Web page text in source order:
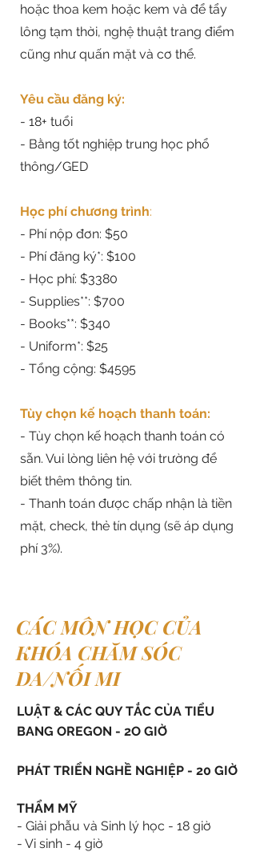
hoặc thoa kem hoặc kem và để tẩy
lông tạm thời, nghệ thuật trang điểm
cũng như quấn mặt và cơ thể.
Yêu cầu đăng ký:
- 18+ tuổi
- Bằng tốt nghiệp trung học phổ
thông/GED
Học phí chương trình:
- Phí nộp đơn: $50
- Phí đăng ký*: $100
- Học phí: $3380
- Supplies**: $700
- Books**: $340
- Uniform*: $25
- Tổng cộng: $4595
Tùy chọn kế hoạch thanh toán:
- Tùy chọn kế hoạch thanh toán có
sẵn. Vui lòng liên hệ với trường để
biết thêm thông tin.
- Thanh toán được chấp nhận là tiền
mặt, check, thẻ tín dụng (sẽ áp dụng
phí 3%).
CÁC MÔN HỌC CỦA
KHÓA CHĂM SÓC
DA/NỐI MI
LUẬT & CÁC QUY TẮC CỦA TIỂU
BANG OREGON - 2O GIỜ
PHÁT TRIỂN NGHỀ NGHIỆP - 20 GIỜ
THẨM MỸ
- Giải phẫu và Sinh lý học - 18 giờ
- Vi sinh - 4 giờ